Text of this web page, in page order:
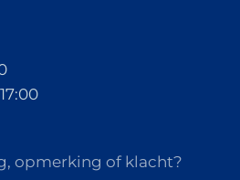
opmerking of klacht?